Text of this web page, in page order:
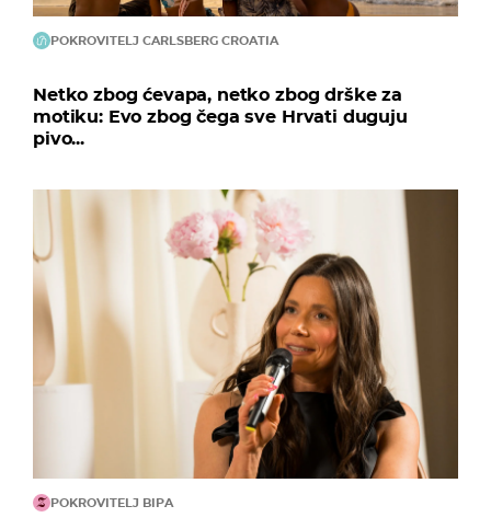
POKROVITELJ CARLSBERG CROATIA
Netko zbog ćevapa, netko zbog drške za
motiku: Evo zbog čega sve Hrvati duguju
pivo...
POKROVITELJ BIPA